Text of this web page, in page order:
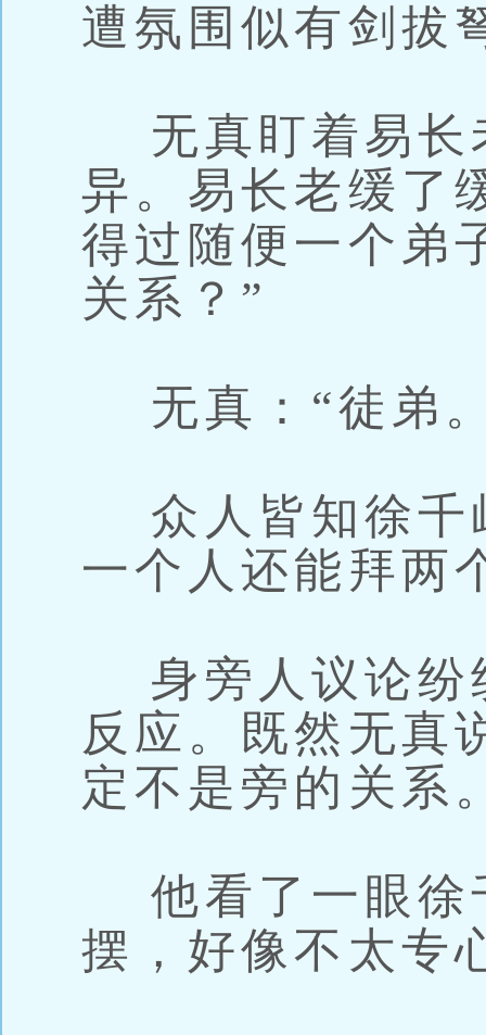
遭氛围似有剑拔
无真盯着易长
异。易长老缓了
得过随便一个弟
关系？”
无真：“徒弟
众人皆知徐千
一个人还能拜两
身旁人议论纷
反应。既然无真
定不是旁的关系
他看了一眼徐
摆，好像不太专